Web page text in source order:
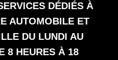
DÉDIÉS À
AUTOMOBILE ET
DU LUNDI AU
8 HEURES À 18